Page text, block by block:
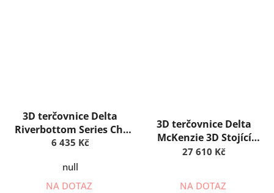
3D terčovnice Delta
Riverbottom Series Ch.
Buck
6 435 Kč
null
NA DOTAZ
3D terčovnice Delta
McKenzie 3D Stojící
medvěd
27 610 Kč
NA DOTAZ